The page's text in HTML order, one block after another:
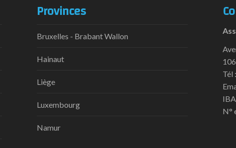
Provinces
Bruxelles - Brabant Wallon
Hainaut
Liège
Luxembourg
Namur
Tél
N°